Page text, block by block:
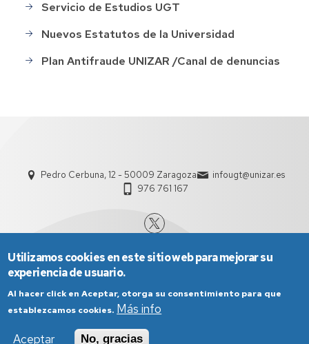
Servicio de Estudios UGT
Nuevos Estatutos de la Universidad
Plan Antifraude UNIZAR /Canal de denuncias
Pedro Cerbuna, 12 - 50009 Zaragoza
infougt@unizar.es
976 761 167
Aviso Legal
Condiciones generales de uso
Utilizamos cookies en este sitio web para mejorar su
experiencia de usuario.
Al hacer click en Aceptar, otorga su consentimiento para que
establezcamos cookies. Más info
Aceptar
No, gracias